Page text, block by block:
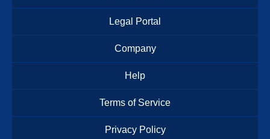
Legal Portal
Company
Help
Terms of Service
Privacy Policy